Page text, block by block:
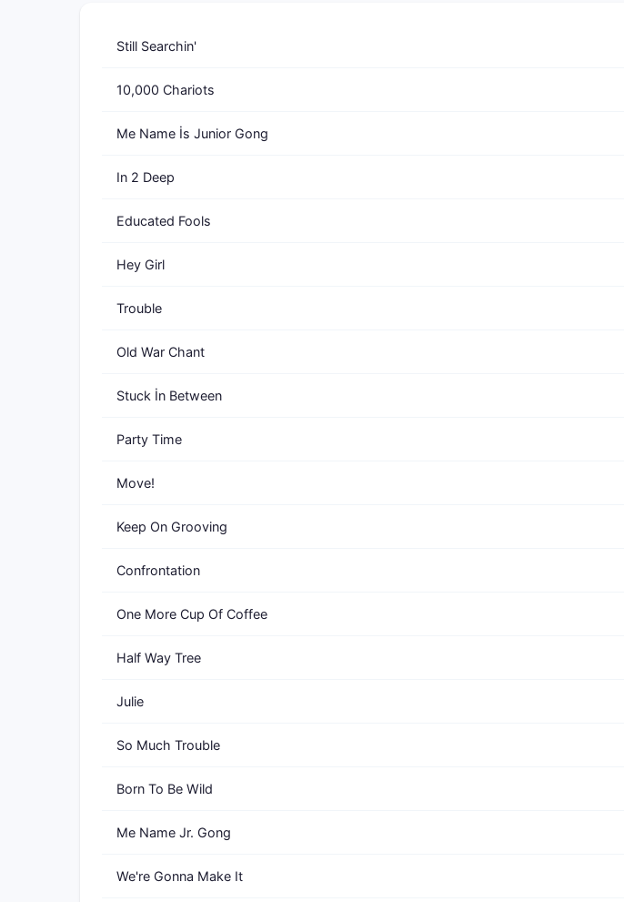
Still Searchin'
10,000 Chariots
Me Name İs Junior Gong
In 2 Deep
Educated Fools
Hey Girl
Trouble
Old War Chant
Stuck İn Between
Party Time
Move!
Keep On Grooving
Confrontation
One More Cup Of Coffee
Half Way Tree
Julie
So Much Trouble
Born To Be Wild
Me Name Jr. Gong
We're Gonna Make It